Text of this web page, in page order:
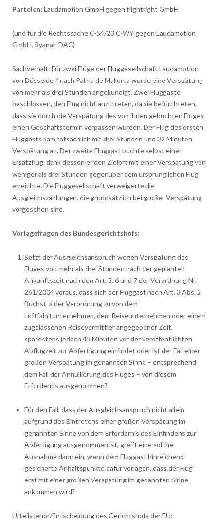
Parteien: Laudamotion GmbH gegen flightright GmbH
(und für die Rechtssache C-54/23 C-WY gegen Laudamotion
GmbH, Ryanair DAC)
Sachverhalt: Für zwei Flüge der Fluggesellschaft Laudamotion
von Düsseldorf nach Palma de Mallorca wurde eine Verspätung
von mehr als drei Stunden angekündigt. Zwei Fluggäste
beschlossen, den Flug nicht anzutreten, da sie befürchteten,
dass sie durch die Verspätung des von ihnen gebuchten Fluges
einen Geschäftstermin verpassen würden. Der Flug des ersten
Fluggasts kam tatsächlich mit drei Stunden und 32 Minuten
Verspätung an. Der zweite Fluggast buchte selbst einen
Ersatzflug, dank dessen er den Zielort mit einer Verspätung von
weniger als drei Stunden gegenüber dem ursprünglichen Flug
erreichte. Die Fluggesellschaft verweigerte die
Ausgleichszahlungen, die grundsätzlich bei großer Verspätung
vorgesehen sind.
Vorlagefragen des Bundesgerichtshofs:
Setzt der Ausgleichsanspruch wegen Verspätung des
Fluges von mehr als drei Stunden nach der geplanten
Ankunftszeit nach den Art. 5, 6 und 7 der Verordnung Nr.
261/2004 voraus, dass sich der Fluggast nach Art. 3 Abs. 2
Buchst. a der Verordnung zu von dem
Luftfahrtunternehmen, dem Reiseunternehmen oder einem
zugelassenen Reisevermittler angegebener Zeit,
spätestens jedoch 45 Minuten vor der veröffentlichten
Abflugzeit zur Abfertigung einfindet oder ist der Fall einer
großen Verspätung im genannten Sinne – entsprechend
dem Fall der Annullierung des Fluges – von diesem
Erfordernis ausgenommen?
Für den Fall, dass der Ausgleichsanspruch nicht allein
aufgrund des Eintretens einer großen Verspätung im
genannten Sinne von dem Erfordernis des Einfindens zur
Abfertigung ausgenommen ist, greift eine solche
Ausnahme dann ein, wenn dem Fluggast hinreichend
gesicherte Anhaltspunkte dafür vorlagen, dass der Flug
erst mit einer großen Verspätung im genannten Sinne
ankommen wird?
Urteilstenor/Entscheidung des Gerichtshofs der EU: